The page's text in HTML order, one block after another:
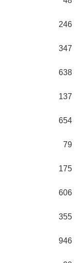
246
347
638
137
654
79
175
606
355
946